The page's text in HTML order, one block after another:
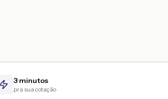
3 minutos
pra sua cotação